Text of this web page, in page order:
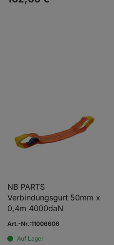
NB PARTS
Verbindungsgurt 50mm x
0,4m 4000daN
Art.-Nr.:11006606
Auf Lager